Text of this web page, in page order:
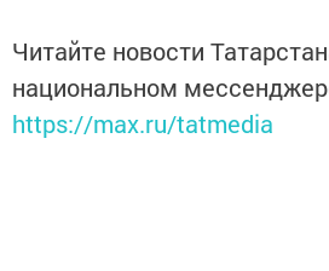
Читайте новости
национальном
https://max.ru/tatmedia